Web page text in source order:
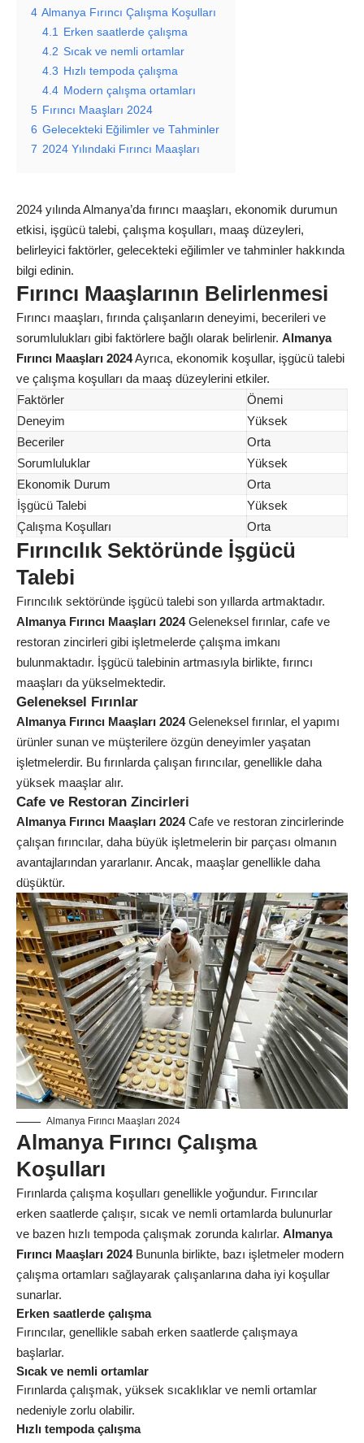
4 Almanya Fırıncı Çalışma Koşulları
4.1
Erken saatlerde çalışma
4.2 Sıcak ve nemli ortamlar
4.3 Hızlı tempoda çalışma
4.4 Modern çalışma ortamları
5 Fırıncı Maaşları 2024
6 Gelecekteki Eğilimler ve Tahminler
7 2024 Yılındaki Fırıncı Maaşları
2024 yılında Almanya’da fırıncı maaşları, ekonomik durumun
etkisi, işgücü talebi, çalışma koşulları, maaş düzeyleri,
belirleyici faktörler, gelecekteki eğilimler ve tahminler hakkında
bilgi edinin.
Fırıncı Maaşlarının Belirlenmesi
Fırıncı maaşları, fırında çalışanların deneyimi, becerileri ve
sorumlulukları gibi faktörlere bağlı olarak belirlenir. Almanya
Fırıncı Maaşları 2024Ayrıca, ekonomik koşullar, işgücü talebi
ve çalışma koşulları da maaş düzeylerini etkiler.
Faktörler
Önemi
Deneyim
Yüksek
Beceriler
Orta
Sorumluluklar
Yüksek
Ekonomik Durum
Orta
İşgücü Talebi
Yüksek
Çalışma Koşulları
Orta
Fırıncılık Sektöründe İşgücü
Talebi
Fırıncılık sektöründe işgücü talebi son yıllarda artmaktadır.
Almanya Fırıncı Maaşları 2024Geleneksel fırınlar, cafe ve
restoran zincirleri gibi işletmelerde çalışma imkanı
bulunmaktadır. İşgücü talebinin artmasıyla birlikte, fırıncı
maaşları da yükselmektedir.
Geleneksel Fırınlar
Almanya Fırıncı Maaşları 2024Geleneksel fırınlar, el yapımı
ürünler sunan ve müşterilere özgün deneyimler yaşatan
işletmelerdir. Bu fırınlarda çalışan fırıncılar, genellikle daha
yüksek maaşlar alır.
Cafe ve Restoran Zincirleri
Almanya Fırıncı Maaşları 2024Cafe ve restoran zincirlerinde
çalışan fırıncılar, daha büyük işletmelerin bir parçası olmanın
avantajlarından yararlanır. Ancak, maaşlar genellikle daha
düşüktür.
Almanya Fırıncı Maaşları 2024
Almanya Fırıncı Çalışma
Koşulları
Fırınlarda çalışma koşulları genellikle yoğundur. Fırıncılar
erken saatlerde çalışır, sıcak ve nemli ortamlarda bulunurlar
ve bazen hızlı tempoda çalışmak zorunda kalırlar. Almanya
Fırıncı Maaşları 2024Bununla birlikte, bazı işletmeler modern
çalışma ortamları sağlayarak çalışanlarına daha iyi koşullar
sunarlar.
Erken saatlerde çalışma
Fırıncılar, genellikle sabah erken saatlerde çalışmaya
başlarlar.
Sıcak ve nemli ortamlar
Fırınlarda çalışmak, yüksek sıcaklıklar ve nemli ortamlar
nedeniyle zorlu olabilir.
Hızlı tempoda çalışma